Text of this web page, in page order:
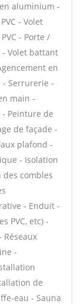
aluminium -
- Volet
- Porte /
Volet battant
en
- Serrurerie -
main -
Peinture de
de façade -
plafond -
- Isolation
combles
- Enduit -
PVC, etc) -
Réseaux
-
de
eau - Sauna